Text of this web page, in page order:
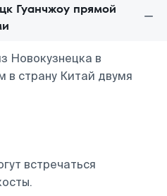
Гуанчжоу прямой
Новокузнецка в
в страну Китай двумя
встречаться